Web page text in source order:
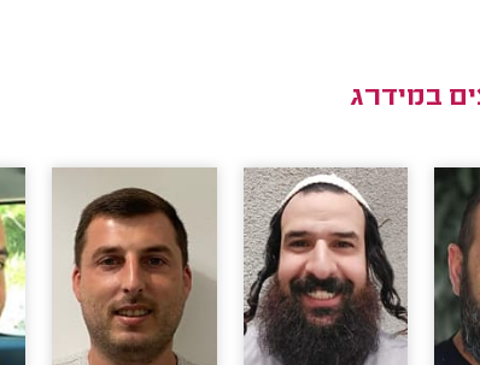
במידרג